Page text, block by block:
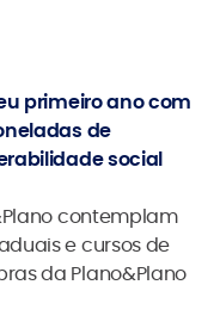
primeiro ano com
de
social
contemplam
e cursos de
da Plano&Plano